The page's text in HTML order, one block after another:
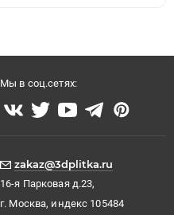
Мы в соц.сетях:
zakaz@3dplitka.ru
16-я Парковая д.23,
г. Москва, индекс 105484